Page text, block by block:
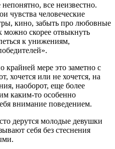
все неизвестно.
чувства человеческие
кино, забыть про любовные
можно скорее отвыкнуть
к унижениям,
мере это заметно с
хочется или не хочется, на
наоборот, еще более
каким-то особенно
внимание поведением.
дерутся молодые девушки
себя без стеснения